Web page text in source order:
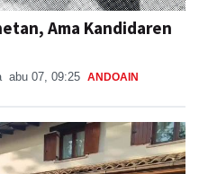
Ama Kandidaren
abu 07, 09:25 ANDOAIN